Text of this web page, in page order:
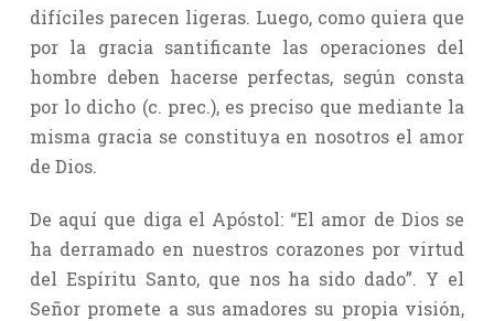
difíciles parecen ligeras. Luego, como quiera que
por la gracia santificante las operaciones del
hombre deben hacerse perfectas, según consta
por lo dicho (c. prec.), es preciso que mediante la
misma gracia se constituya en nosotros el amor
de Dios.
De aquí que diga el Apóstol: “El amor de Dios se
ha derramado en nuestros corazones por virtud
del Espíritu Santo, que nos ha sido dado”. Y el
Señor promete a sus amadores su propia visión,